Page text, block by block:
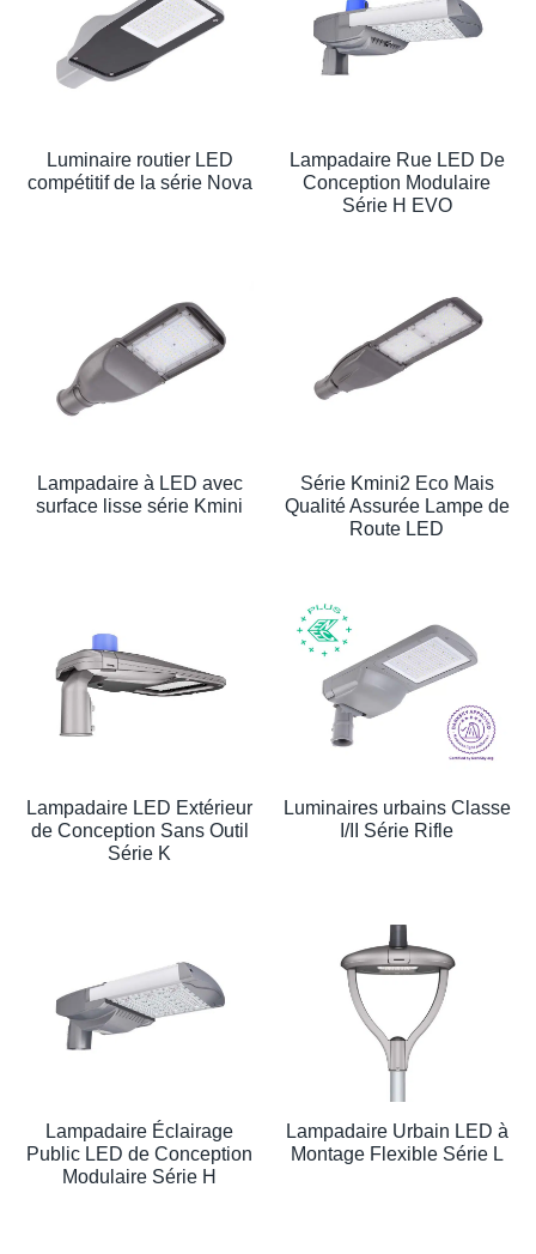
Luminaire routier LED
compétitif de la série Nova
Lampadaire Rue LED De
Conception Modulaire
Série H EVO
Lampadaire à LED avec
surface lisse série Kmini
Série Kmini2 Eco Mais
Qualité Assurée Lampe de
Route LED
Lampadaire LED Extérieur
de Conception Sans Outil
Série K
Luminaires urbains Classe
I/II Série Rifle
Lampadaire Éclairage
Public LED de Conception
Modulaire Série H
Lampadaire Urbain LED à
Montage Flexible Série L